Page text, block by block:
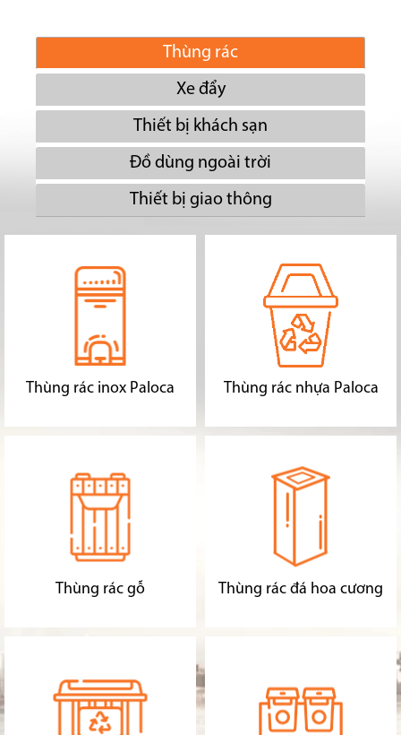
Thùng rác
Xe đẩy
Thiết bị khách sạn
Đồ dùng ngoài trời
Thiết bị giao thông
Thùng rác inox Paloca Thùng rác nhựa Paloca
Thùng rác gỗ Thùng rác đá hoa cương